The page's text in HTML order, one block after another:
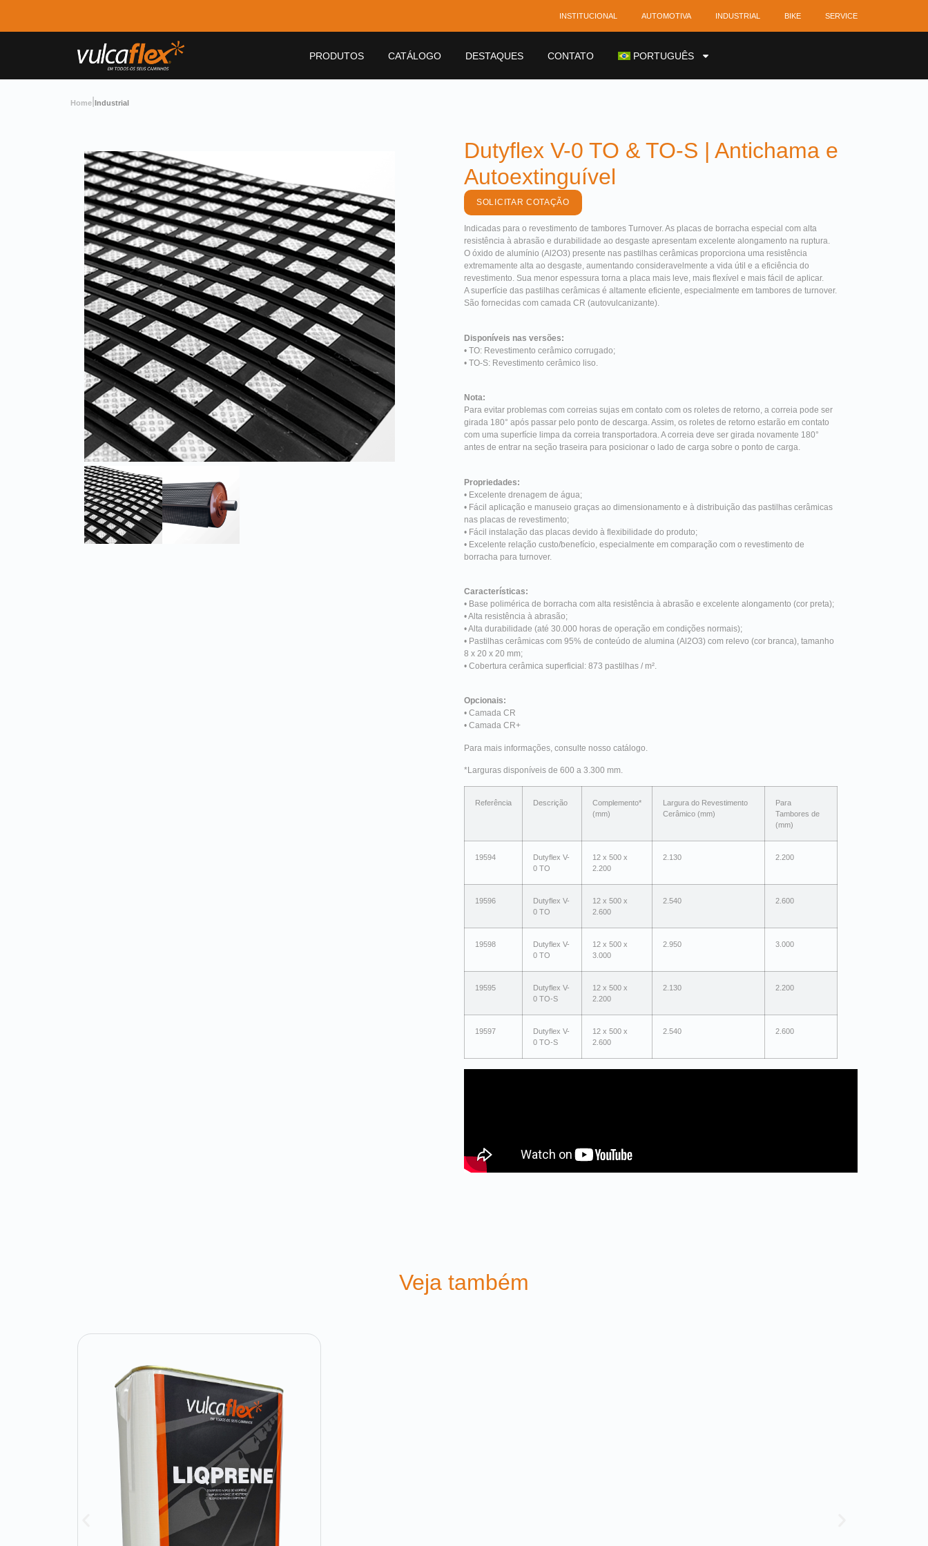
INSTITUCIONAL AUTOMOTIVA INDUSTRIAL BIKE SERVICE
PRODUTOS CATÁLOGO DESTAQUES CONTATO PORTUGUÊS
Home Industrial
Dutyflex V-0 TO & TO-S | Antichama e
Autoextinguível
SOLICITAR COTAÇÃO
Indicadas para o revestimento de tambores Turnover. As placas de borracha especial com alta
resistência à abrasão e durabilidade ao desgaste apresentam excelente alongamento na ruptura.
O óxido de alumínio (Al2O3) presente nas pastilhas cerâmicas proporciona uma resistência
extremamente alta ao desgaste, aumentando consideravelmente a vida útil e a eficiência do
revestimento. Sua menor espessura torna a placa mais leve, mais flexível e mais fácil de aplicar.
A superfície das pastilhas cerâmicas é altamente eficiente, especialmente em tambores de turnover.
São fornecidas com camada CR (autovulcanizante).
Disponíveis nas versões:
• TO: Revestimento cerâmico corrugado;
• TO-S: Revestimento cerâmico liso.
Nota:
Para evitar problemas com correias sujas em contato com os roletes de retorno, a correia pode ser
girada 180° após passar pelo ponto de descarga. Assim, os roletes de retorno estarão em contato
com uma superfície limpa da correia transportadora. A correia deve ser girada novamente 180°
antes de entrar na seção traseira para posicionar o lado de carga sobre o ponto de carga.
Propriedades:
• Excelente drenagem de água;
• Fácil aplicação e manuseio graças ao dimensionamento e à distribuição das pastilhas cerâmicas
nas placas de revestimento;
• Fácil instalação das placas devido à flexibilidade do produto;
• Excelente relação custo/benefício, especialmente em comparação com o revestimento de
borracha para turnover.
Características:
• Base polimérica de borracha com alta resistência à abrasão e excelente alongamento (cor preta);
• Alta resistência à abrasão;
• Alta durabilidade (até 30.000 horas de operação em condições normais);
• Pastilhas cerâmicas com 95% de conteúdo de alumina (Al2O3) com relevo (cor branca), tamanho
8 x 20 x 20 mm;
• Cobertura cerâmica superficial: 873 pastilhas / m².
Opcionais:
• Camada CR
• Camada CR+
Para mais informações, consulte nosso catálogo.
*Larguras disponíveis de 600 a 3.300 mm.
Referência Descrição
Complemento*
(mm)
Largura do Revestimento
Cerâmico (mm)
Para
Tambores de
(mm)
19594
Dutyflex V-
0 TO
12 x 500 x
2.200
2.130 2.200
19596
Dutyflex V-
0 TO
12 x 500 x
2.600
2.540 2.600
19598
Dutyflex V-
0 TO
12 x 500 x
3.000
2.950 3.000
19595
Dutyflex V-
0 TO-S
12 x 500 x
2.200
2.130 2.200
19597
Dutyflex V-
0 TO-S
12 x 500 x
2.600
2.540 2.600
Veja também